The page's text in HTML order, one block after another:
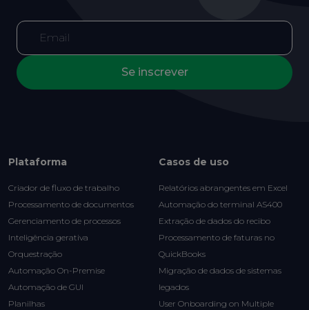
Se inscrever
Plataforma
Criador de fluxo de trabalho
Processamento de documentos
Gerenciamento de processos
Inteligência gerativa
Orquestração
Automação On-Premise
Automação de GUI
Planilhas
Casos de uso
Relatórios abrangentes em Excel
Automação do terminal AS400
Extração de dados do recibo
Processamento de faturas no
QuickBooks
Migração de dados de sistemas
legados
User Onboarding on Multiple